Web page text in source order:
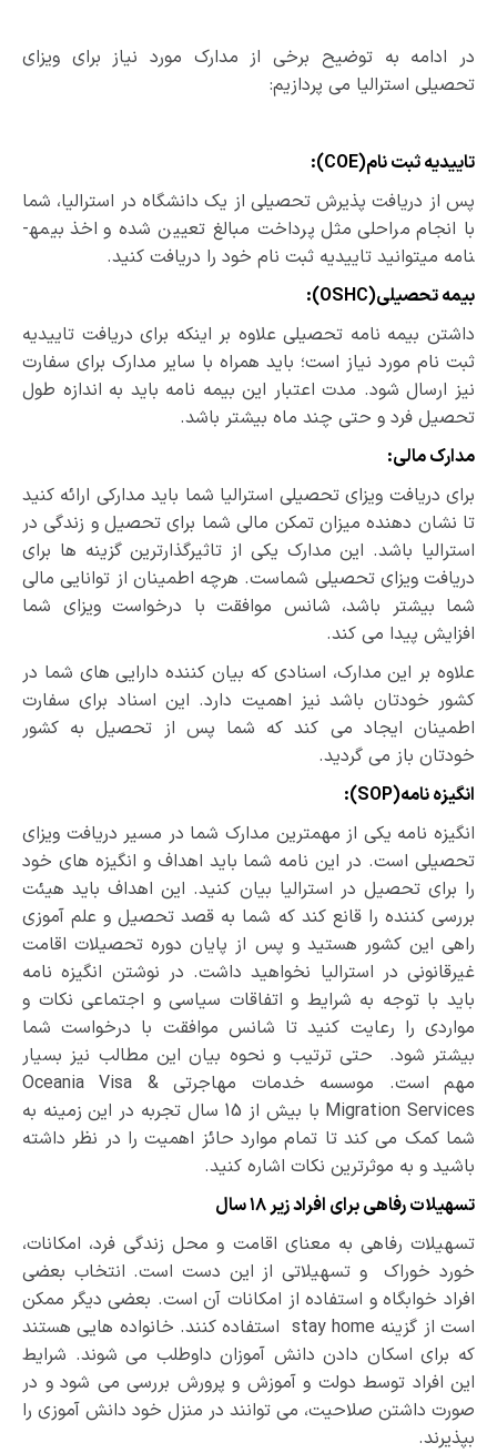
در ادامه به توضیح برخی از مدارک مورد نیاز برای ویزای
تحصیلی استرالیا می ­پردازیم:
تاییدیه ثبت نام(COE
)
:
پس از دریافت پذیرش تحصیلی از یک دانشگاه در استرالیا، شما
با انجام مراحلی مثل پرداخت مبالغ تعیین شده و اخذ بیمه­
نامه می­توانید تاییدیه ثبت ­نام خود را دریافت کنید.
بیمه تحصیلی(OSHC
)
:
داشتن بیمه ­نامه تحصیلی علاوه بر اینکه برای دریافت تاییدیه
ثبت نام مورد نیاز است؛ باید همراه با سایر مدارک برای سفارت
نیز ارسال شود. مدت اعتبار این بیمه نامه باید به اندازه طول
تحصیل فرد و حتی چند ماه بیشتر باشد.
مدارک مالی:
برای دریافت ویزای تحصیلی استرالیا شما باید مدارکی ارائه کنید
تا نشان دهنده­ میزان تمکن مالی شما برای تحصیل و زندگی در
استرالیا باشد. این مدارک یکی از تاثیرگذارترین گزینه­ ها برای
دریافت ویزای تحصیلی شماست. هرچه اطمینان از توانایی مالی
شما بیشتر باشد، شانس موافقت با درخواست ویزای شما
افزایش پیدا می­ کند.
علاوه بر این مدارک، اسنادی که بیان کننده­ دارایی­ های شما در
کشور خودتان باشد نیز اهمیت دارد. این اسناد برای سفارت
اطمینان ایجاد می­ کند که شما پس از تحصیل به کشور
خودتان باز می­ گردید.
انگیزه ­نامه(SOP
):
انگیزه ­نامه یکی از مهم­ترین مدارک شما در مسیر دریافت ویزای
تحصیلی است. در این نامه شما باید اهداف و انگیزه­ های خود
را برای تحصیل در استرالیا بیان کنید. این اهداف باید هیئت
بررسی کننده را قانع کند که شما به قصد تحصیل و علم ­آموزی
راهی این کشور هستید و پس از پایان دوره­ تحصیلات اقامت
غیرقانونی در استرالیا نخواهید داشت. در نوشتن انگیزه ­نامه
باید با توجه به شرایط و اتفاقات سیاسی و اجتماعی نکات و
مواردی را رعایت کنید تا شانس موافقت با درخواست شما
بیشتر شود. حتی ترتیب و نحوه­­ بیان این مطالب نیز بسیار
مهم است. موسسه خدمات مهاجرتی Oceania Visa &
Migration Services با بیش از 15 سال تجربه در این زمینه به
شما کمک می­ کند تا تمام موارد حائز اهمیت را در نظر داشته
باشید و به موثرترین نکات اشاره کنید.
تسهیلات رفاهی برای افراد زیر ۱۸ سال
تسهیلات رفاهی به معنای اقامت و محل زندگی فرد، امکانات،
خورد خوراک و تسهیلاتی از این دست است. انتخاب بعضی
افراد خوابگاه و استفاده از امکانات آن است. بعضی دیگر ممکن
است از گزینه stay home استفاده کنند. خانواده­ هایی هستند
که برای اسکان دادن دانش ­آموزان داوطلب می­ شوند. شرایط
این افراد توسط دولت و آموزش و پرورش بررسی می ­شود و در
صورت داشتن صلاحیت، می ­توانند در منزل خود دانش­ آموزی را
بپذیرند.